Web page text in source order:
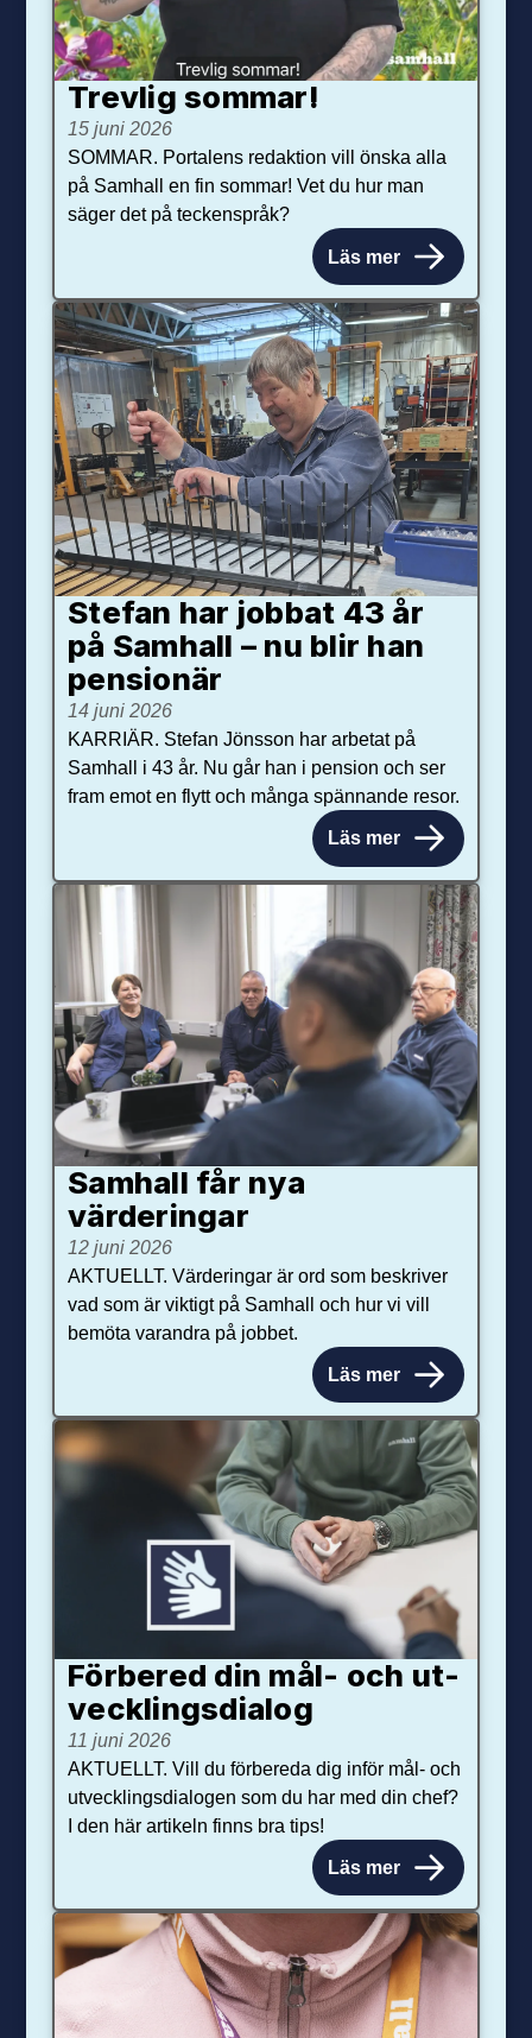
Trevlig sommar!
15 juni 2026
SOMMAR. Portalens redaktion vill önska alla
på Samhall en fin sommar! Vet du hur man
säger det på teckenspråk?
Läs mer
Stefan har jobbat 43 år
på Samhall – nu blir han
pensionär
14 juni 2026
KARRIÄR. Stefan Jönsson har arbetat på
Samhall i 43 år. Nu går han i pension och ser
fram emot en flytt och många spännande resor.
Läs mer
Samhall får nya
värdering­ar
12 juni 2026
AKTUELLT. Värderingar är ord som beskriver
vad som är viktigt på Samhall och hur vi vill
bemöta varandra på jobbet.
Läs mer
Förbered din mål- och ut­
veck­lings­dialog
11 juni 2026
AKTUELLT. Vill du förbereda dig inför mål- och
utvecklingsdialogen som du har med din chef?
I den här artikeln finns bra tips!
Läs mer